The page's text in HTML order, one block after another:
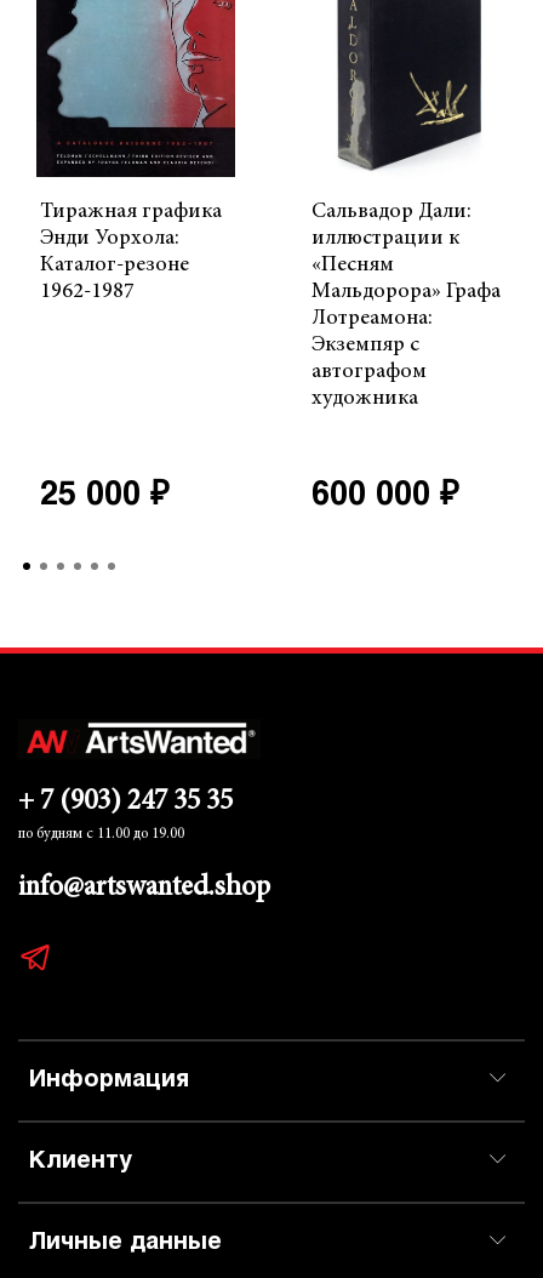
Тиражная графика
Энди Уорхола:
Каталог-резоне
1962-1987
25 000 ₽
Сальвадор Дали:
иллюстрации к
«Песням
Мальдорора» Графа
Лотреамона:
Экземпяр с
автографом
художника
600 000 ₽
Информация
Клиенту
Личные данные
+ 7 (903) 247 35 35
по будням с 11.00 до 19.00
info@artswanted.shop